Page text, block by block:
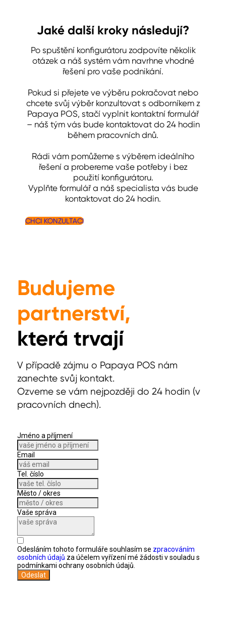
Jaké další kroky následují?
Po spuštění konfigurátoru zodpovíte několik
otázek a náš systém vám navrhne vhodné
řešení pro vaše podnikání.
Pokud si přejete ve výběru pokračovat nebo
chcete svůj výběr konzultovat s odborníkem z
Papaya POS, stačí vyplnit kontaktní formulář
– náš tým vás bude kontaktovat do 24 hodin
během pracovních dnů.
Rádi vám pomůžeme s výběrem ideálního
řešení a probereme vaše potřeby i bez
použití konfigurátoru.
Vyplňte formulář a náš specialista vás bude
kontaktovat do 24 hodin.
CHCI KONZULTACI
Budujeme
partnerství,
která trvají
V případě zájmu o Papaya POS nám
zanechte svůj kontakt.
Ozveme se vám nejpozději do 24 hodin (v
pracovních dnech).
Jméno a příjmení
Email
Tel. číslo
Město / okres
Vaše správa
Odesláním tohoto formuláře souhlasím se zpracováním
osobních údajů za účelem vyřízení mé žádosti v souladu s
podmínkami ochrany osobních údajů.
Odeslat